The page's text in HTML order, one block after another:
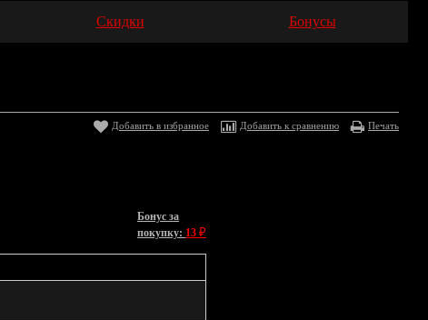
Скидки Бонусы
Добавить в избранное Добавить к сравнению Печать
Бонус за
покупку: 13 ₽